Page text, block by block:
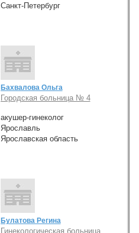
Санкт-Петербург
Бахвалова Ольга
Городская больница № 4
акушер-гинеколог
Ярославль
Ярославская область
Булатова Регина
Гинекологическая больница